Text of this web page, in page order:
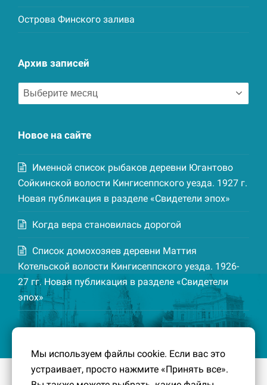
Острова Финского залива
Архив записей
Архив
записей
Новое на сайте
Именной список рыбаков деревни Югантово
Сойкинской волости Кингисеппского уезда. 1927 г.
Новая публикация в разделе «Свидетели эпох»
Когда вера становилась дорогой
Список домохозяев деревни Маттия
Котельской волости Кингисеппского уезда. 1926-
27 гг. Новая публикация в разделе «Свидетели
эпох»
© 2016-2026 Южный берег Финского залива
– Кусочек
Мы используем файлы cookie. Если вас это
устраивает, просто нажмите «Принять все».